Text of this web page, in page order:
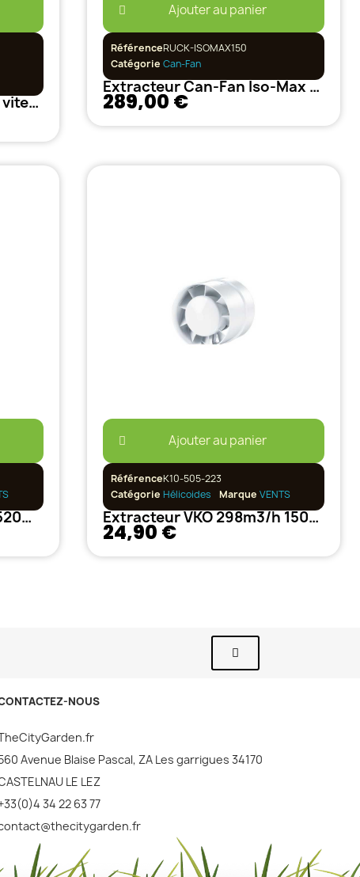
Extracteur Prima Klima 2 vitesses 220/400 m3/h - 125 mm
Ajouter au panier
RéférenceRUCK-ISOMAX150
CatégorieCan-Fan
Extracteur Can-Fan Iso-Max 410 m3/h - 150mm 3 Vitesses
289,00 €
Extracteur Tubulaire TT 520m3/h 150mm 2 Vitesses
Ajouter au panier
RéférenceK10-505-223
CatégorieHélicoides Marque VENTS
Extracteur VKO 298m3/h 150mm
24,90 €
NOUS
Avenue Blaise Pascal, ZA Les garrigues 34170
LE LEZ
34 22 63 77